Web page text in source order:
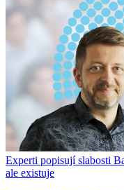
Experti popisují slabosti
ale existuje